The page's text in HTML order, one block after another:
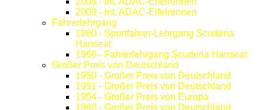
2009 - Int. ADAC-Eifelrennen
Fahrerlehrgang
1960 - Sportfahrer-Lehrgang Scuderia
Hanseat
1966 - Fahrerlehrgang Scuderia Hanseat
Großer Preis von Deutschland
1950 - Großer Preis von Deutschland
1951 - Großer Preis von Deutschland
1954 - Großer Preis von Europa
1960 - Großer Preis von Deutschland